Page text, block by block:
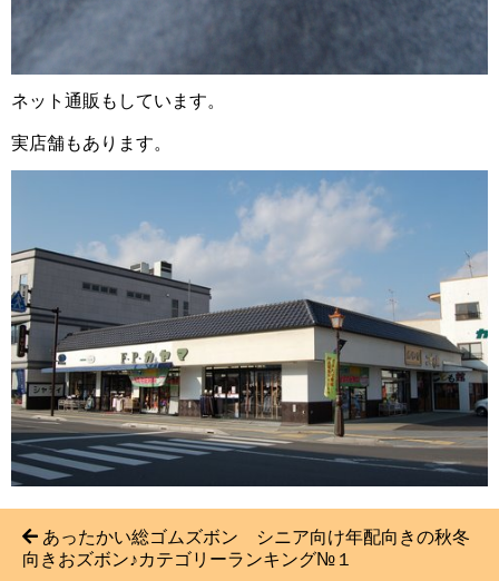
ネット通販もしています。
実店舗もあります。
あったかい総ゴムズボン シニア向け年配向きの秋冬
向きおズボン♪カテゴリーランキング№１